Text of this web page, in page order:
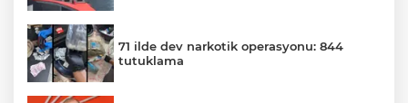
71 ilde dev narkotik operasyonu: 844
tutuklama